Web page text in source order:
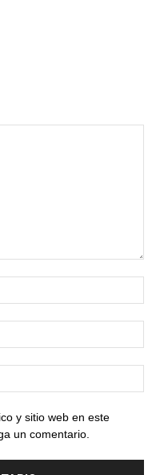
y sitio web en este
un comentario.